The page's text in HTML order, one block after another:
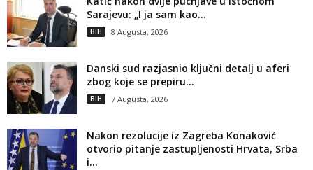
Sarajevu: „I ja sam kao...
BIH 8 Augusta, 2026
Danski sud razjasnio ključni detalj u aferi
zbog koje se prepiru...
BIH 7 Augusta, 2026
Nakon rezolucije iz Zagreba Konaković
otvorio pitanje zastupljenosti Hrvata, Srba
i...